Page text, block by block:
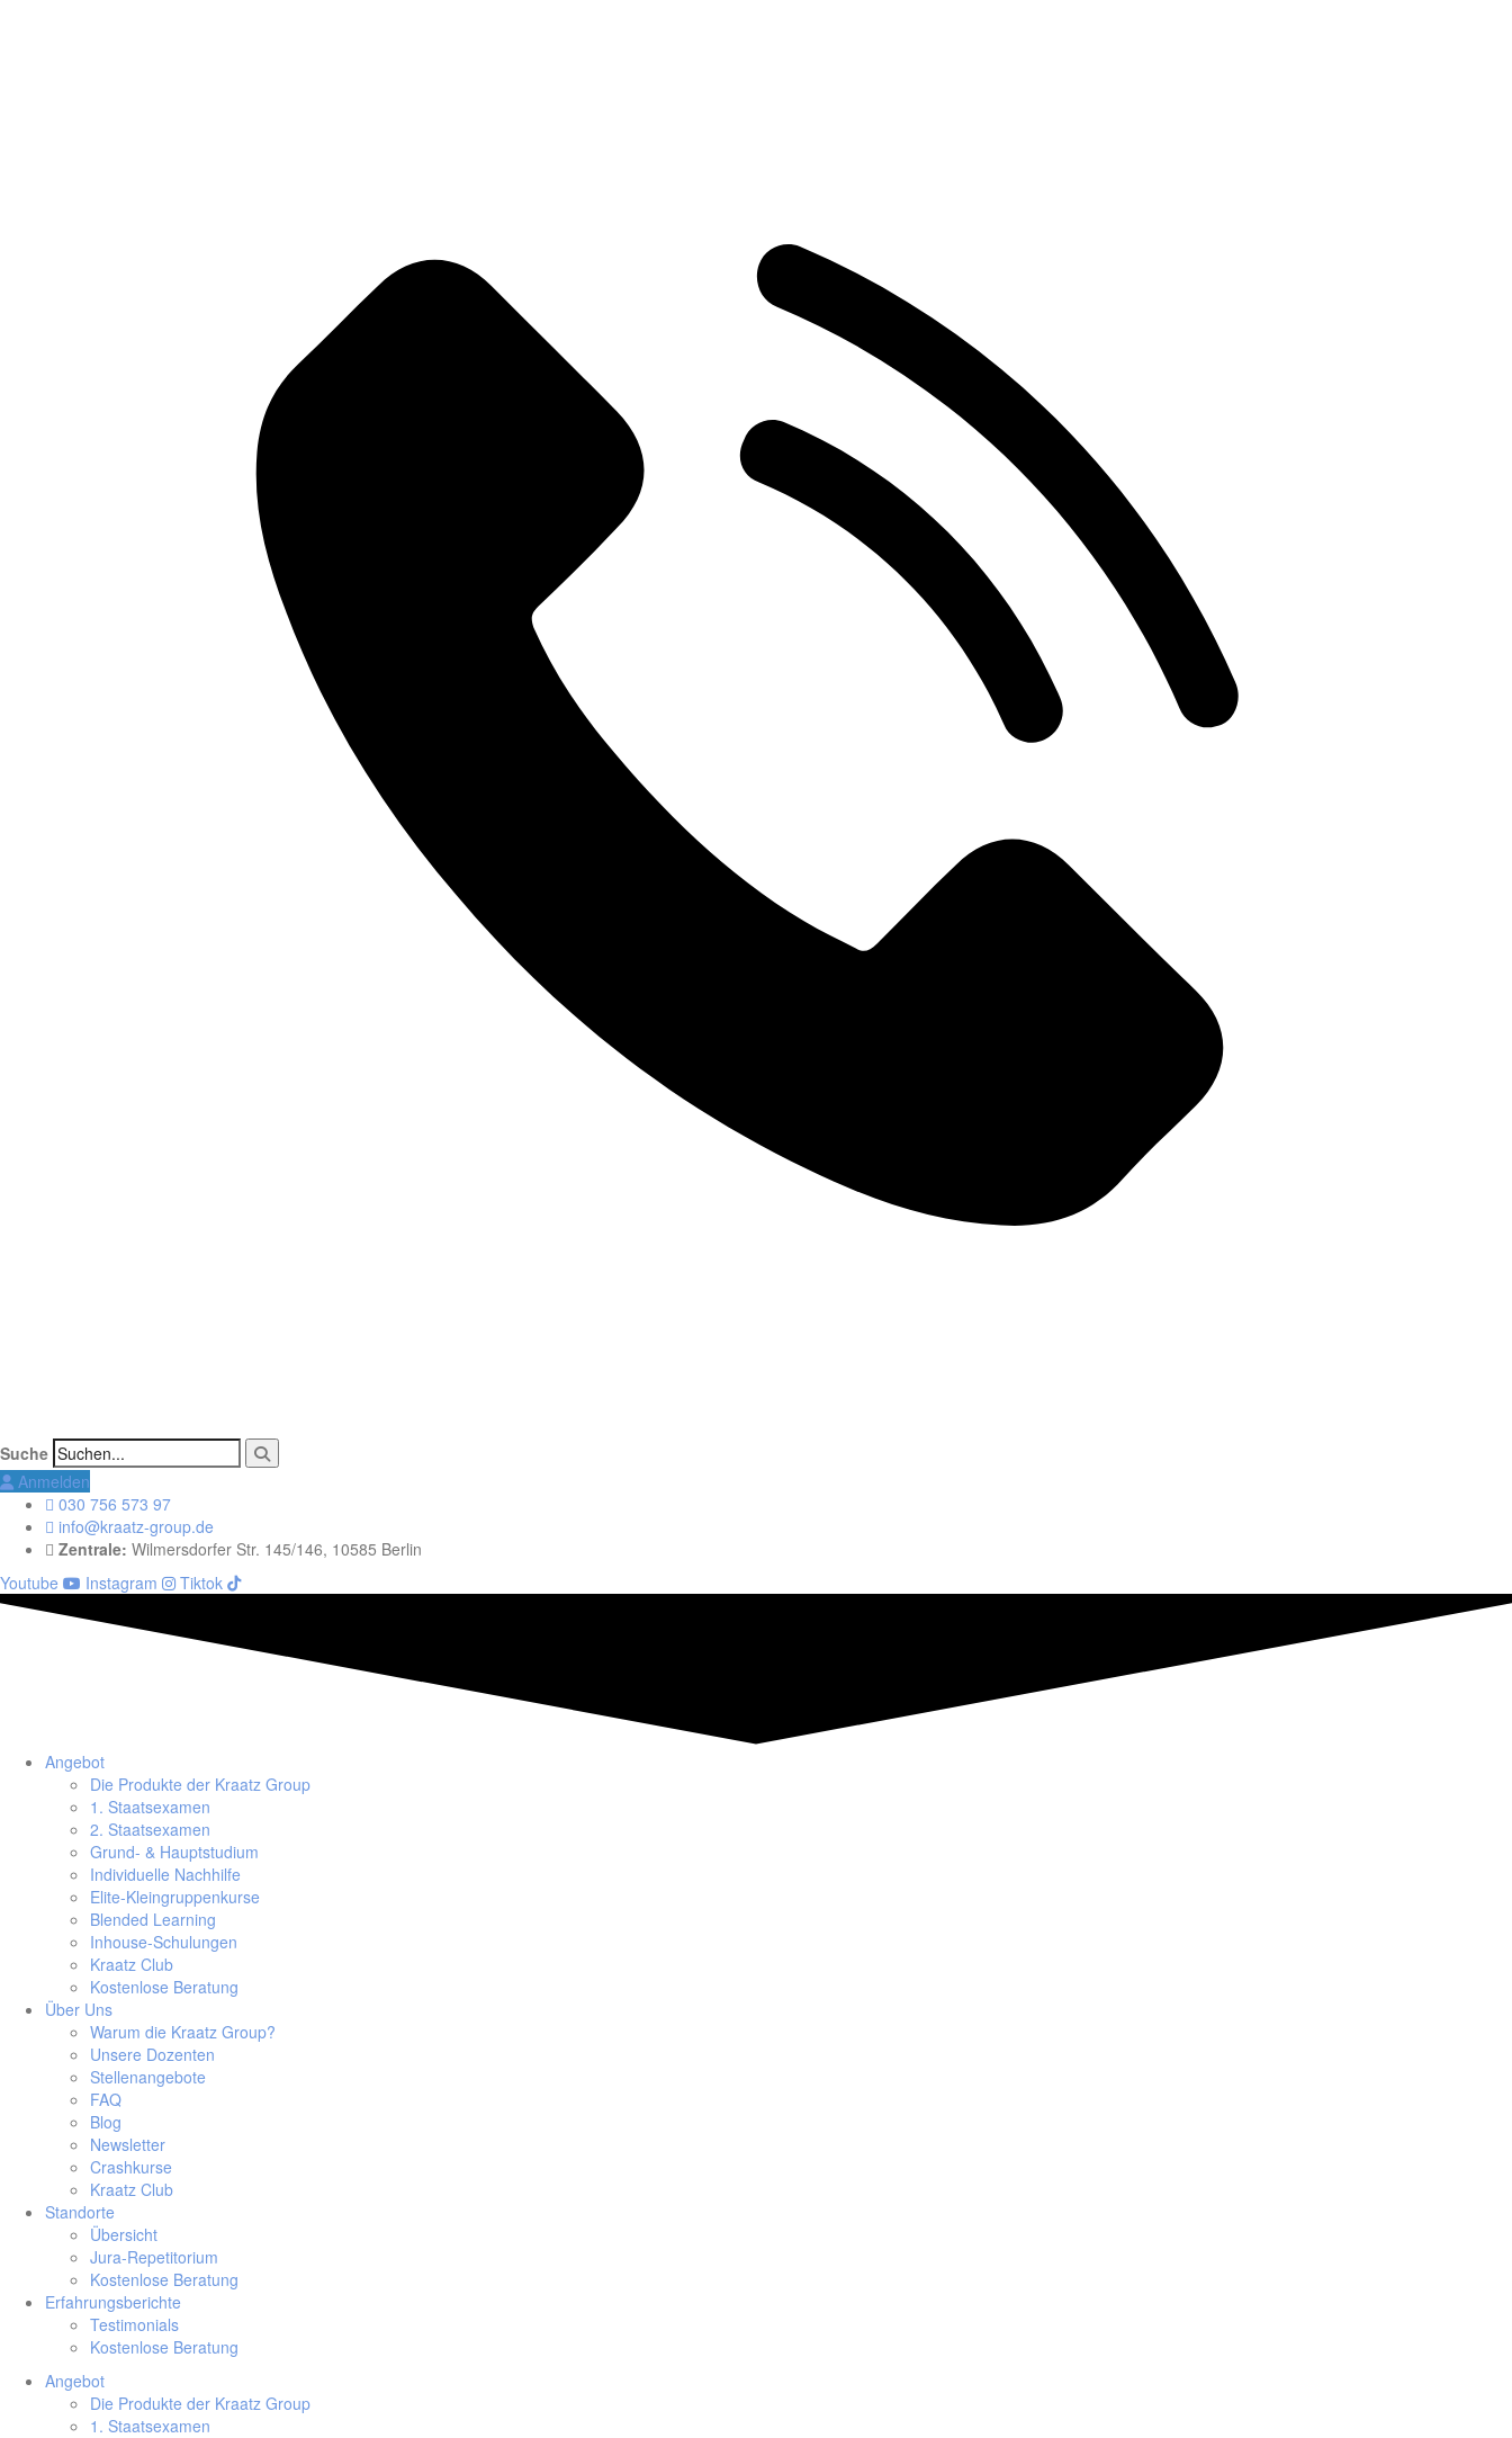
Suche
Anmelden
030 756 573 97
info@kraatz-group.de
Zentrale: Wilmersdorfer Str. 145/146, 10585 Berlin
Youtube
Instagram Tiktok
Angebot
Die Produkte der Kraatz Group
1. Staatsexamen
2. Staatsexamen
Grund- & Hauptstudium
Individuelle Nachhilfe
Elite-Kleingruppenkurse
Blended Learning
Inhouse-Schulungen
Kraatz Club
Kostenlose Beratung
Über Uns
Warum die Kraatz Group?
Unsere Dozenten
Stellenangebote
FAQ
Blog
Newsletter
Crashkurse
Kraatz Club
Standorte
Übersicht
Jura-Repetitorium
Kostenlose Beratung
Erfahrungsberichte
Testimonials
Kostenlose Beratung
Angebot
Die Produkte der Kraatz Group
1. Staatsexamen